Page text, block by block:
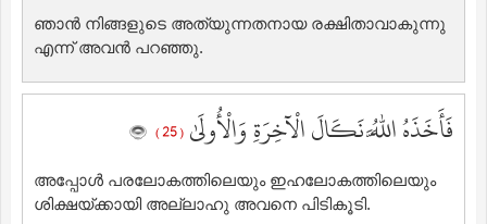
ഞാന്‍ നിങ്ങളുടെ അത്യുന്നതനായ രക്ഷിതാവാകുന്നു
എന്ന് അവന്‍ പറഞ്ഞു.
فَأَخَذَهُ اللَّهُ نَكَالَ الْآخِرَةِ وَالْأُولَىٰ ( 25 )
അപ്പോള്‍ പരലോകത്തിലെയും ഇഹലോകത്തിലെയും
ശിക്ഷയ്ക്കായി അല്ലാഹു അവനെ പിടികൂടി.